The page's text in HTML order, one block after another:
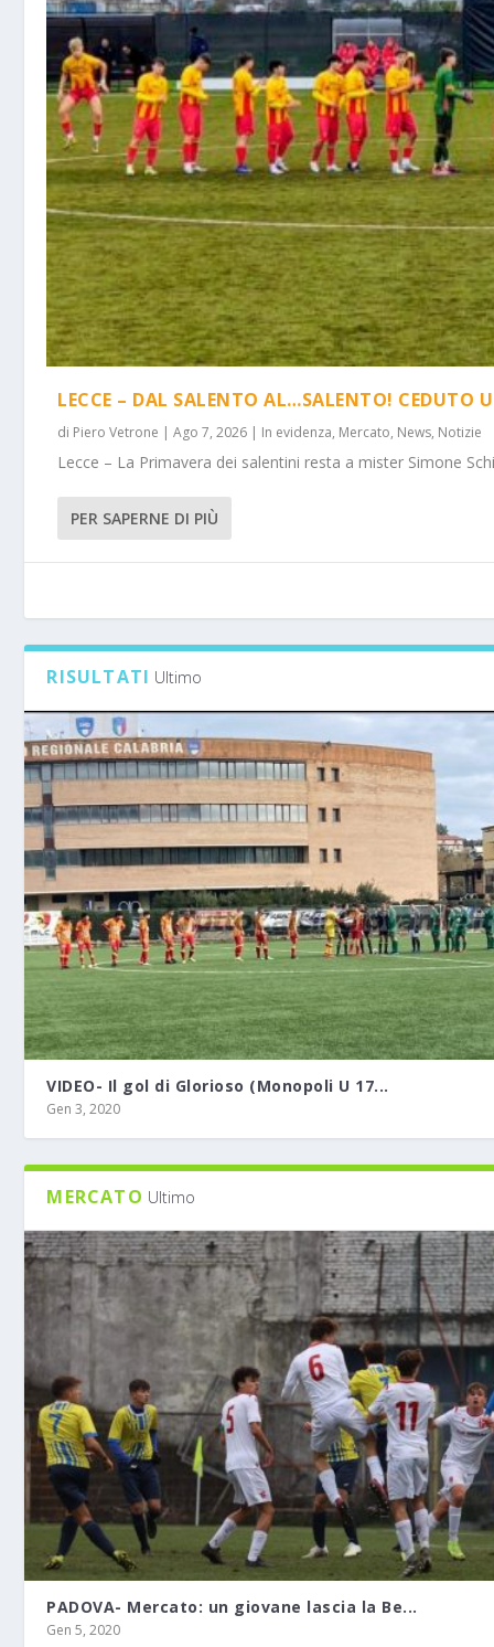
LECCE – DAL SALENTO AL…SALENTO! CEDUTO
di Piero Vetrone |Ago 7, 2026 | In evidenza, Mercato, News, Notizie
Lecce – La Primavera dei salentini resta a mister Simone
PER SAPERNE DI PIÙ
RISULTATI Ultimo
VIDEO- Il gol di Glorioso (Monopoli U 17...
Gen 3, 2020
MERCATO Ultimo
PADOVA- Mercato: un giovane lascia la Be...
Gen 5, 2020